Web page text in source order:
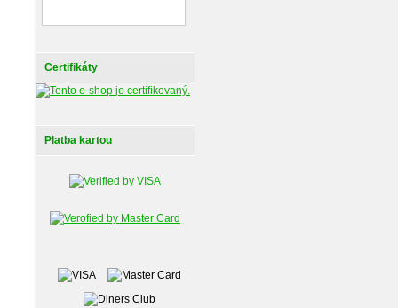
Certifikáty
Platba kartou